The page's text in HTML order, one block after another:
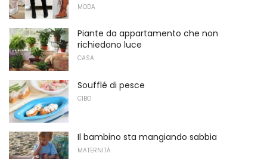
MODA
Piante da appartamento che non
richiedono luce
CASA
Soufflé di pesce
CIBO
Il bambino sta mangiando sabbia
MATERNITÀ